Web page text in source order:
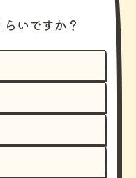
いですか？